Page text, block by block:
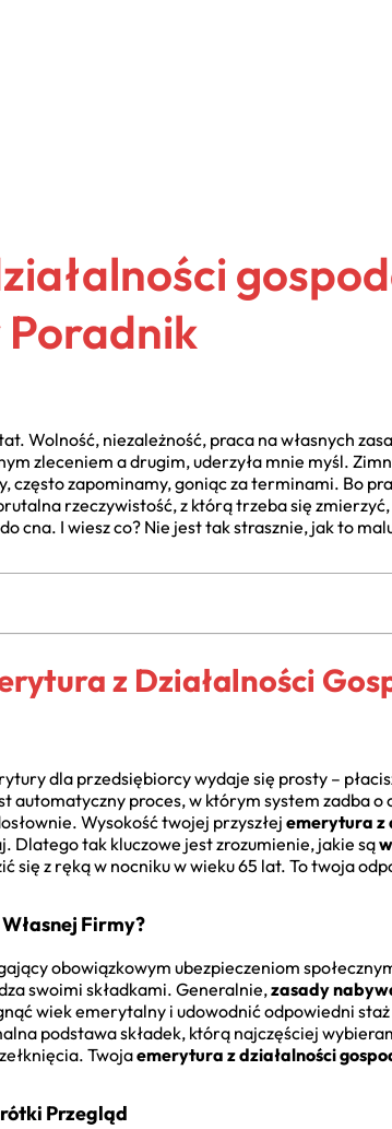
Poradnik
Wolność, niezależność, praca na własnych
zleceniem a drugim, uderzyła mnie myśl.
często zapominamy, goniąc za terminami. Bo
rzeczywistość, z którą trzeba się
cna. I wiesz co? Nie jest tak strasznie, jak to
z Działalności
dla przedsiębiorcy wydaje się prosty –
automatyczny proces, w którym system zadba
Wysokość twojej przyszłejemerytura z
Dlatego tak kluczowe jest zrozumienie, jakie są
się z ręką w nocniku w wieku 65 lat. To twoja
Firmy?
obowiązkowym ubezpieczeniom
swoimi składkami. Generalnie,zasady
wiek emerytalny i udowodnić odpowiedni
podstawa składek, którą najczęściej
Twojaemerytura z działalności
Przegląd